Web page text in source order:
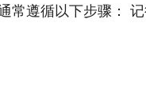
常遵循以下步骤：